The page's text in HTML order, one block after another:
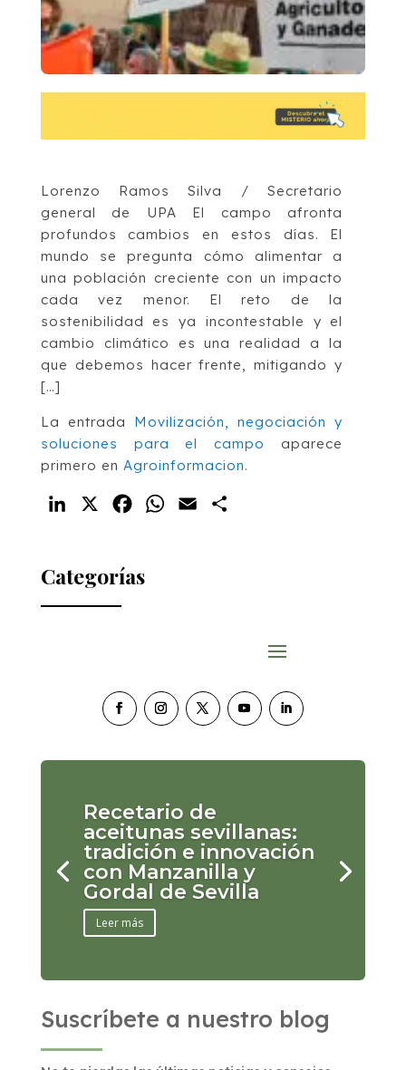
Lorenzo Ramos Silva / Secretario
general de UPA El campo afronta
profundos cambios en estos días. El
mundo se pregunta cómo alimentar a
una población creciente con un impacto
cada vez menor. El reto de la
sostenibilidad es ya incontestable y el
cambio climático es una realidad a la
que debemos hacer frente, mitigando y
[…]
La entrada Movilización, negociación y
soluciones para el campo
aparece
primero en Agroinformacion.
LinkedIn FacebookWhatsApp
Email
Categorías
Recetario de
aceitunas sevillanas:
tradición e innovación
con Manzanilla y
Gordal de Sevilla
Leer más
Suscríbete a nuestro blog